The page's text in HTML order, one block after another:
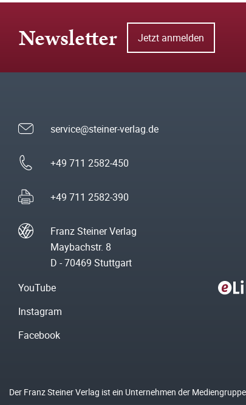
Newsletter Jetzt anmelden
service@steiner-verlag.de
+49 711 2582-450
+49 711 2582-390
Franz Steiner Verlag
Maybachstr. 8
D - 70469 Stuttgart
YouTube
Instagram
Facebook
Der Franz Steiner Verlag ist ein Unternehmen der